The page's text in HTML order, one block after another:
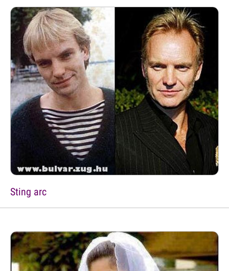
Sting arc